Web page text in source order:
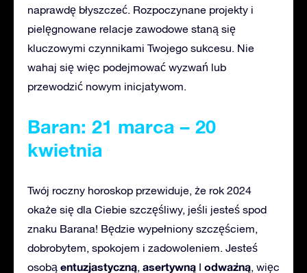
naprawdę błyszczeć. Rozpoczynane projekty i
pielęgnowane relacje zawodowe staną się
kluczowymi czynnikami Twojego sukcesu. Nie
wahaj się więc podejmować wyzwań lub
przewodzić nowym inicjatywom.
Baran: 21 marca – 20
kwietnia
Twój roczny horoskop przewiduje, że rok 2024
okaże się dla Ciebie szczęśliwy, jeśli jesteś spod
znaku Barana! Będzie wypełniony szczęściem,
dobrobytem, spokojem i zadowoleniem. Jesteś
osobą entuzjastyczną, asertywną I odważną, więc